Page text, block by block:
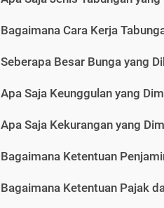
Bagaimana Cara Kerja
Seberapa Besar Bunga yang
Apa Saja Keunggulan yang
Apa Saja Kekurangan yang
Bagaimana Ketentuan
Bagaimana Ketentuan Pajak